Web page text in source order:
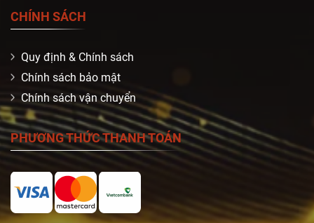
CHÍNH SÁCH
Quy định & Chính sách
Chính sách bảo mật
Chính sách vận chuyển
PHƯƠNG THỨC THANH TOÁN